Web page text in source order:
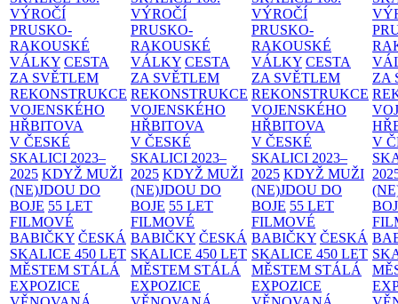
VÝROČÍ
PRUSKO-
RAKOUSKÉ
VÁLKY CESTA
ZA SVĚTLEM
REKONSTRUKCE
VOJENSKÉHO
HŘBITOVA
V ČESKÉ
SKALICI 2023–
2025 KDYŽ MUŽI
(NE)JDOU DO
BOJE 55 LET
FILMOVÉ
BABIČKY ČESKÁ
SKALICE 450 LET
MĚSTEM STÁLÁ
EXPOZICE
VÝROČÍ
PRUSKO-
RAKOUSKÉ
VÁLKY CESTA
ZA SVĚTLEM
REKONSTRUKCE
VOJENSKÉHO
HŘBITOVA
V ČESKÉ
SKALICI 2023–
2025 KDYŽ MUŽI
(NE)JDOU DO
BOJE 55 LET
FILMOVÉ
BABIČKY ČESKÁ
SKALICE 450 LET
MĚSTEM STÁLÁ
EXPOZICE
VÝROČÍ
PRUSKO-
RAKOUSKÉ
VÁLKY CESTA
ZA SVĚTLEM
REKONSTRUKCE
VOJENSKÉHO
HŘBITOVA
V ČESKÉ
SKALICI 2023–
2025 KDYŽ MUŽI
(NE)JDOU DO
BOJE 55 LET
FILMOVÉ
BABIČKY ČESKÁ
SKALICE 450 LET
MĚSTEM STÁLÁ
EXPOZICE
ZA
V